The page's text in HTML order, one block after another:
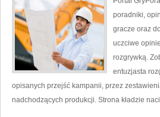
poradniki,
gracze oraz
uczciwe
rozgrywką.
entuzjasta
opisanych przejść kampanii, przez
nadchodzących produkcji. Strona kładzie